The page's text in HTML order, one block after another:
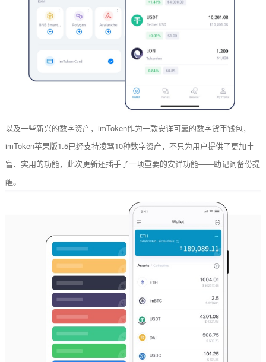
以及一些新兴的数字资产，imToken作为一款安详可靠的数字货币钱包，
imToken苹果版1.5已经支持凌驾10种数字资产，不只为用户提供了更加丰
富、实用的功能，此次更新还插手了一项重要的安详功能——助记词备份提
醒。